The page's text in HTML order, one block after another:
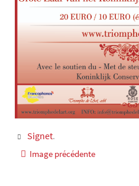
Signet.
Image précédente